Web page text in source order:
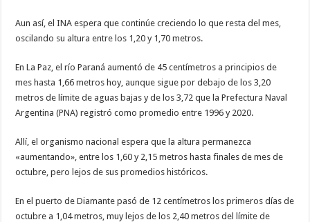
Aun así, el INA espera que continúe creciendo lo que resta del mes,
oscilando su altura entre los 1,20 y 1,70 metros.
En La Paz, el río Paraná aumentó de 45 centímetros a principios de
mes hasta 1,66 metros hoy, aunque sigue por debajo de los 3,20
metros de límite de aguas bajas y de los 3,72 que la Prefectura Naval
Argentina (PNA) registró como promedio entre 1996 y 2020.
Allí, el organismo nacional espera que la altura permanezca
«aumentando», entre los 1,60 y 2,15 metros hasta finales de mes de
octubre, pero lejos de sus promedios históricos.
En el puerto de Diamante pasó de 12 centímetros los primeros días de
octubre a 1,04 metros, muy lejos de los 2,40 metros del límite de